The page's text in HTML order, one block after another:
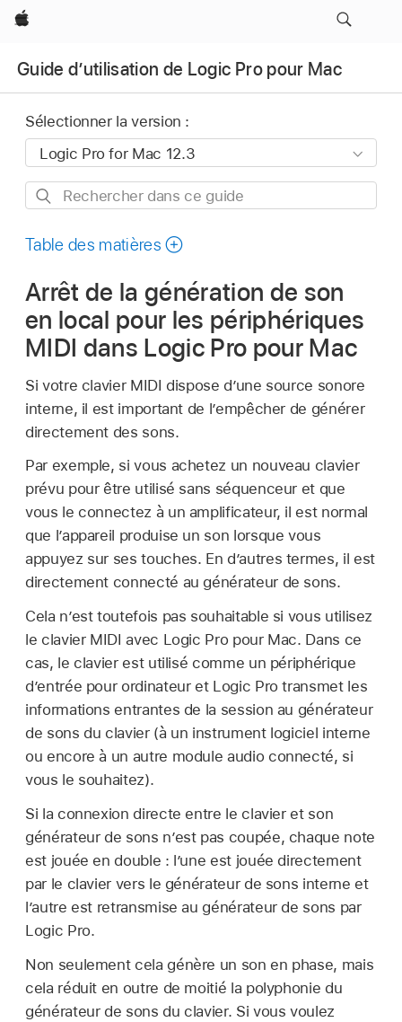
Apple
Guide d’utilisation de Logic Pro pour Mac
Sélectionner la version :
Rechercher
ce
Table des matières
Arrêt de la génération de son
en local pour les périphériques
MIDI dans Logic Pro pour Mac
Si votre clavier MIDI dispose d’une source sonore
interne, il est important de l’empêcher de générer
directement des sons.
Par exemple, si vous achetez un nouveau clavier
prévu pour être utilisé sans séquenceur et que
vous le connectez à un amplificateur, il est normal
que l’appareil produise un son lorsque vous
appuyez sur ses touches. En d’autres termes, il est
directement connecté au générateur de sons.
Cela n’est toutefois pas souhaitable si vous utilisez
le clavier MIDI avec Logic Pro pour Mac. Dans ce
cas, le clavier est utilisé comme un périphérique
d’entrée pour ordinateur et Logic Pro transmet les
informations entrantes de la session au générateur
de sons du clavier (à un instrument logiciel interne
ou encore à un autre module audio connecté, si
vous le souhaitez).
Si la connexion directe entre le clavier et son
générateur de sons n’est pas coupée, chaque note
est jouée en double : l’une est jouée directement
par le clavier vers le générateur de sons interne et
l’autre est retransmise au générateur de sons par
Logic Pro.
Non seulement cela génère un son en phase, mais
cela réduit en outre de moitié la polyphonie du
générateur de sons du clavier. Si vous voulez